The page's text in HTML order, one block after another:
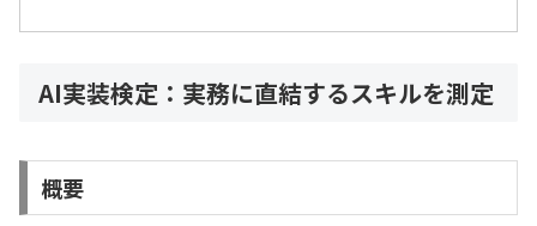
AI実装検定：実務に直結するスキルを測定
概要